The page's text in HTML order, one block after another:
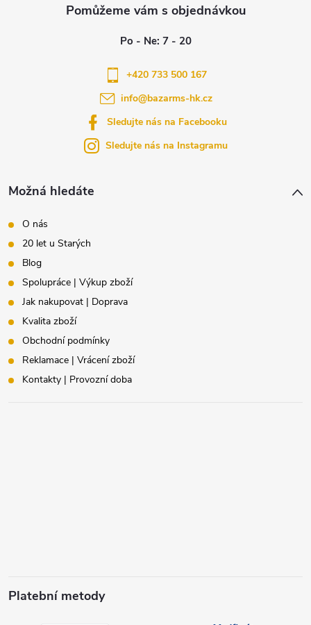
Možná hledáte
O nás
20 let u Starých
Blog
Spolupráce | Výkup zboží
Jak nakupovat | Doprava
Kvalita zboží
Obchodní podmínky
Reklamace | Vrácení zboží
Kontakty | Provozní doba
Platební metody
info@bazarms-hk.cz
+420 733 500 167
Sledujte nás na Facebooku
Sledujte nás na Instagramu